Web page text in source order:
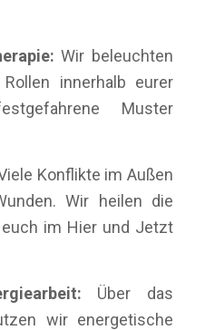
Wir beleuchten
innerhalb eurer
Muster
Konflikte im Außen
Wir heilen die
im Hier und Jetzt
Über das
wir energetische